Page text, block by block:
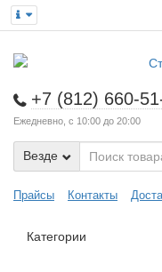
+7 (812) 660-
Ежедневно, с 10:00 до 20:00
Везде
Прайсы Контакты
Категории